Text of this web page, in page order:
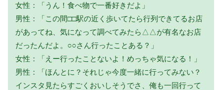
女性：「うん！食べ物で一番好きだよ」
男性：「この間□□駅の近く歩いてたら行列できてるお店
があってね、気になって調べてみたら△△が有名なお店
だったんだよ。○○さん行ったことある？」
女性：「えー行ったことないよ！めっちゃ気になる！」
男性：「ほんとに？それじゃ今度一緒に行ってみない？
インスタ見たらすごくおいしそうでさ、俺も一回行って